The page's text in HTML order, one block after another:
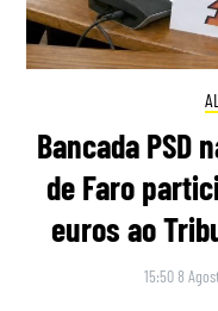
Bancada PSD
de Faro
euros ao
15:50 8